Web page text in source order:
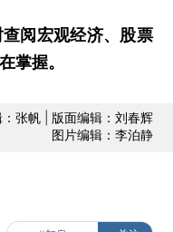
查阅宏观经济、股票
掌握。
张帆 | 版面编辑：刘春辉
图片编辑：李泊静